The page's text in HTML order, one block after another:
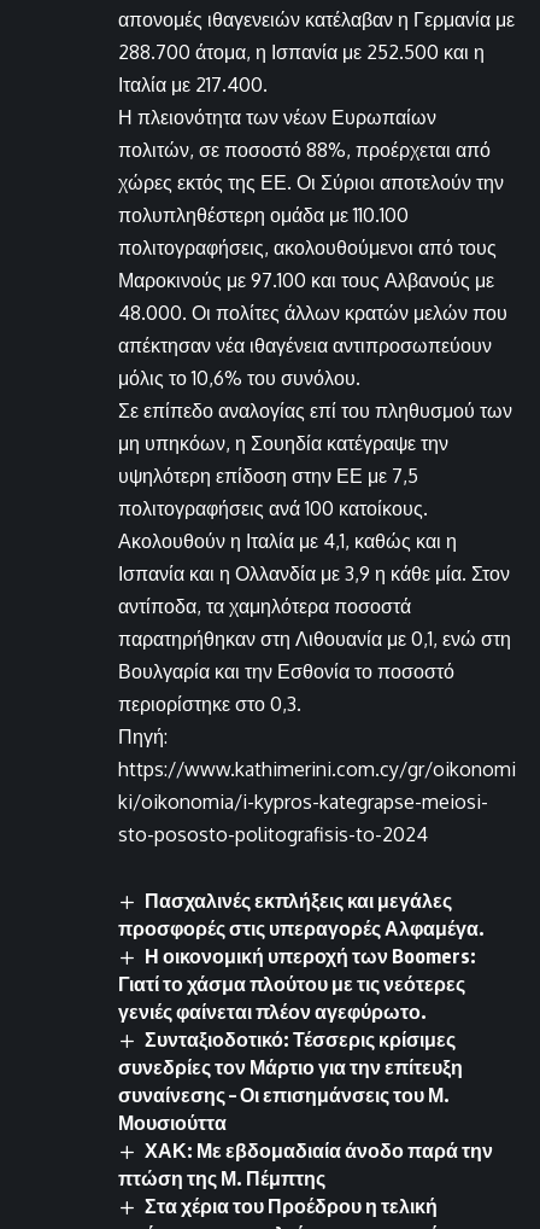
απονομές ιθαγενειών κατέλαβαν η Γερμανία με
288.700 άτομα, η Ισπανία με 252.500 και η
Ιταλία με 217.400.
Η πλειονότητα των νέων Ευρωπαίων
πολιτών, σε ποσοστό 88%, προέρχεται από
χώρες εκτός της ΕΕ. Οι Σύριοι αποτελούν την
πολυπληθέστερη ομάδα με 110.100
πολιτογραφήσεις, ακολουθούμενοι από τους
Μαροκινούς με 97.100 και τους Αλβανούς με
48.000. Οι πολίτες άλλων κρατών μελών που
απέκτησαν νέα ιθαγένεια αντιπροσωπεύουν
μόλις το 10,6% του συνόλου.
Σε επίπεδο αναλογίας επί του πληθυσμού των
μη υπηκόων, η Σουηδία κατέγραψε την
υψηλότερη επίδοση στην ΕΕ με 7,5
πολιτογραφήσεις ανά 100 κατοίκους.
Ακολουθούν η Ιταλία με 4,1, καθώς και η
Ισπανία και η Ολλανδία με 3,9 η κάθε μία. Στον
αντίποδα, τα χαμηλότερα ποσοστά
παρατηρήθηκαν στη Λιθουανία με 0,1, ενώ στη
Βουλγαρία και την Εσθονία το ποσοστό
περιορίστηκε στο 0,3.
Πηγή:
https://www.kathimerini.com.cy/gr/oikonomi
ki/oikonomia/i-kypros-kategrapse-meiosi-
sto-pososto-politografisis-to-2024
Πασχαλινές εκπλήξεις και μεγάλες
προσφορές στις υπεραγορές Αλφαμέγα.
Η οικονομική υπεροχή των Boomers:
Γιατί το χάσμα πλούτου με τις νεότερες
γενιές φαίνεται πλέον αγεφύρωτο.
Συνταξιοδοτικό: Τέσσερις κρίσιμες
συνεδρίες τον Μάρτιο για την επίτευξη
συναίνεσης – Οι επισημάνσεις του Μ.
Μουσιούττα
ΧΑΚ: Με εβδομαδιαία άνοδο παρά την
πτώση της Μ. Πέμπτης
Στα χέρια του Προέδρου η τελική